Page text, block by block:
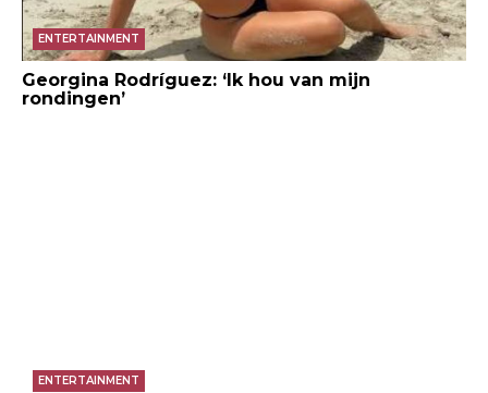
ENTERTAINMENT
Georgina Rodríguez: ‘Ik hou van mijn
rondingen’
ENTERTAINMENT